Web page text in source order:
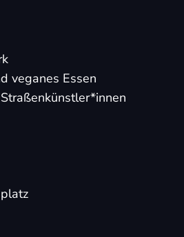
veganes Essen